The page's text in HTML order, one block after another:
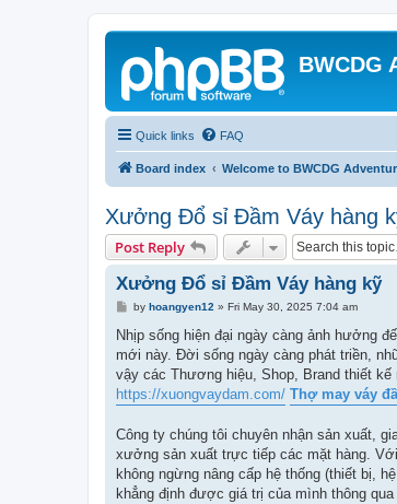
BWCDG
Quick links FAQ
Board index Welcome to BWCDG
Xưởng Đổ sỉ Đầm Váy hàng
Post Reply
Xưởng Đổ sỉ Đầm Váy hàng kỹ
P
s
by hoangyen12 » Fri May 30, 2025 7:04 am
Nhịp sống hiện đại ngày càng ảnh hưởng
mới này. Đời sống ngày càng phát triền,
vậy các Thương hiệu, Shop, Brand thiết
https://xuongvaydam.com/ Thợ may váy
Công ty chúng tôi chuyên nhận sản xuất,
xưởng sản xuất trực tiếp các mặt hàng.
không ngừng nâng cấp hệ thống (thiết bị,
khẳng định được giá trị của mình thông